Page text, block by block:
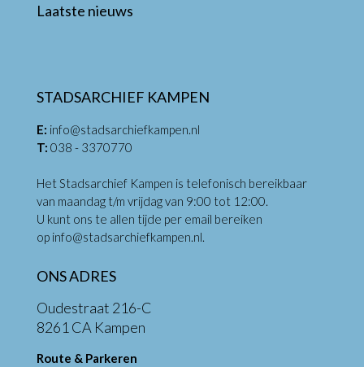
Laatste nieuws
STADSARCHIEF KAMPEN
E: info@stadsarchiefkampen.nl
T: 038 - 3370770
Het Stadsarchief Kampen is telefonisch bereikbaar
van maandag t/m vrijdag van 9:00 tot 12:00.
U kunt ons te allen tijde per email bereiken
op info@stadsarchiefkampen.nl
ONS ADRES
Oudestraat 216-C
8261 CA Kampen
Route & Parkeren